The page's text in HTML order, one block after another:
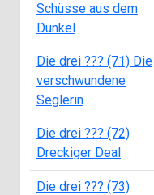
Schüsse aus dem
Dunkel
Die drei ??? (71) Die
verschwundene
Seglerin
Die drei ??? (72)
Dreckiger Deal
Die drei ??? (73)